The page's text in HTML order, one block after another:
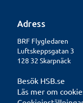
Adress
BRF Flygledaren
Luftskeppsgatan 3
128 32 Skarpnäck
Besök HSB.se
Läs mer om